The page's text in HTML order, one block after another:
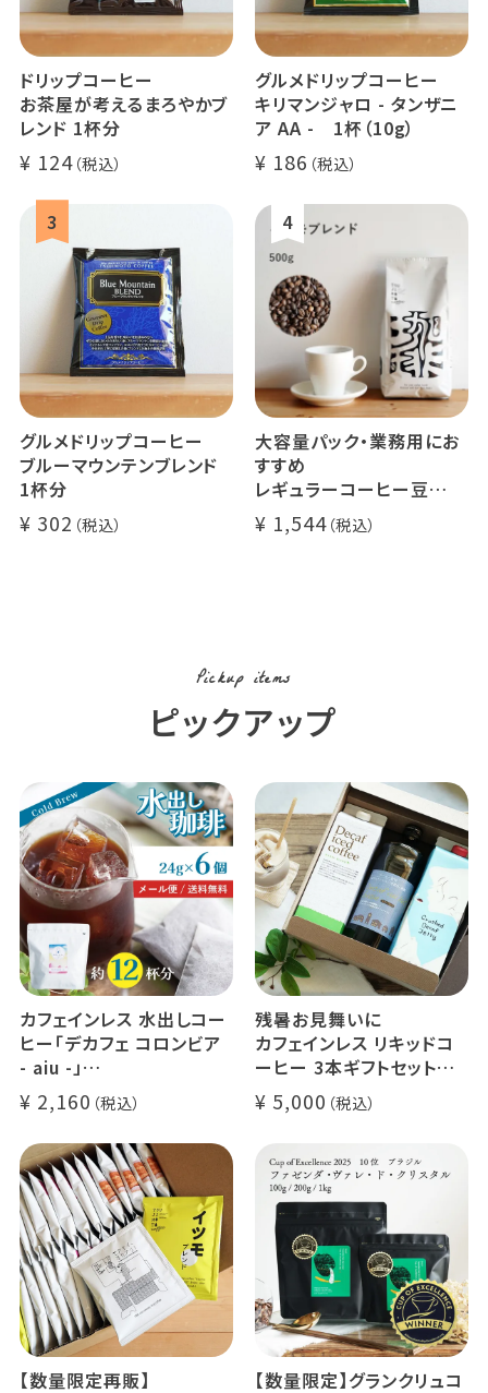
ドリップコーヒー
お茶屋が考えるまろやかブ
レンド 1杯分
124
グルメドリップコーヒー
キリマンジャロ - タンザニ
ア AA - 1杯（10g）
186
グルメドリップコーヒー
ブルーマウンテンブレンド
1杯分
302
大容量パック・業務用にお
すすめ
レギュラーコーヒー豆
イツモブレンド 500g
1,544
Pickup items
ピックアップ
カフェインレス 水出しコー
ヒー「デカフェ コロンビア
- aiu -」
24g×6個（約12杯分）
マウンテンウォータープロ
セス カフェインレスコーヒ
ー豆100%使用 メール便
でお届け
2,160
残暑お見舞いに
カフェインレス リキッドコ
ーヒー 3本ギフトセット
クラッシュド デカフェ ゼリ
ー 1本
デカフェ オレベース【無
糖】1本
デカフェ アイスコーヒー 1
5,000
【数量限定再販】
【数量限定】グランクリュコ